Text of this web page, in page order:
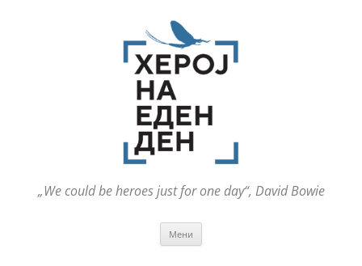
„We could be heroes just for one day“, David Bowie
Мени